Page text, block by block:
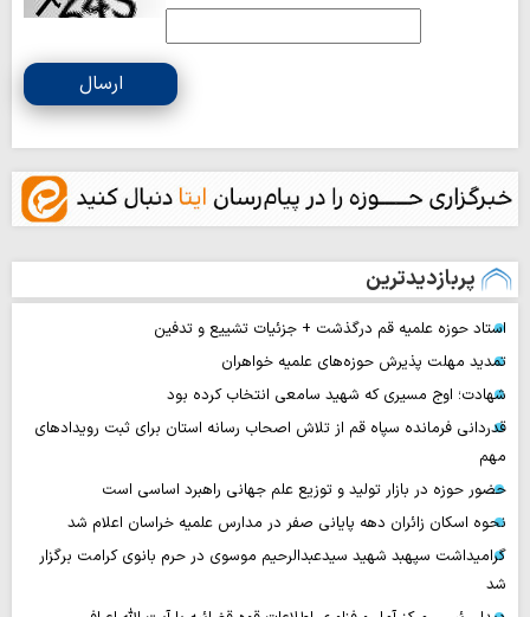
ارسال
پربازدیدترین
استاد حوزه علمیه قم درگذشت + جزئیات تشییع و تدفین
تمدید مهلت پذیرش حوزه‌های علمیه خواهران
شهادت؛ اوج مسیری که شهید سامعی انتخاب کرده بود
قدردانی فرمانده سپاه قم از تلاش اصحاب رسانه استان برای ثبت رویدادهای
مهم
حضور حوزه در بازار تولید و توزیع علم جهانی راهبرد اساسی است
نحوه اسکان زائران دهه پایانی صفر در مدارس علمیه خراسان اعلام شد
گرامیداشت سپهبد شهید سیدعبدالرحیم موسوی در حرم بانوی کرامت برگزار
شد